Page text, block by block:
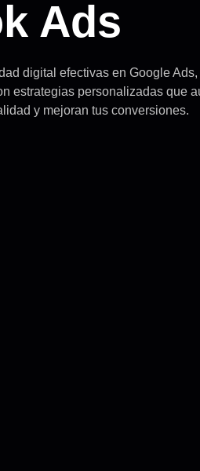
Ads
digital efectivas en Google Ads,
estrategias personalizadas que
y mejoran tus conversiones.